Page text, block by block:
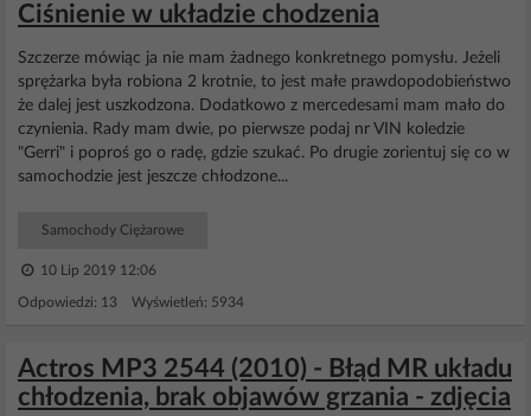
Ciśnienie w układzie chodzenia
Szczerze mówiąc ja nie mam żadnego konkretnego pomysłu. Jeżeli
sprężarka była robiona 2 krotnie, to jest małe prawdopodobieństwo
że dalej jest uszkodzona. Dodatkowo z mercedesami mam mało do
czynienia. Rady mam dwie, po pierwsze podaj nr VIN koledzie
"Gerri" i poproś go o radę, gdzie szukać. Po drugie zorientuj się co w
samochodzie jest jeszcze chłodzone...
Samochody Ciężarowe
10 Lip 2019 12:06
Odpowiedzi: 13 Wyświetleń: 5934
Actros MP3 2544 (2010) - Błąd MR układu
chłodzenia, brak objawów grzania - zdjęcia